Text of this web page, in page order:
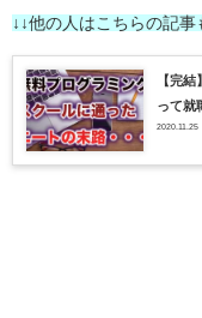
↓↓他の人はこちらの記事
【完
って就
2020.11.25